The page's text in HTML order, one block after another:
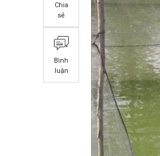
Chia
sẻ
Bình
luận